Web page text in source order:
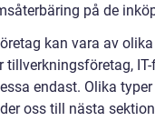
på de
kan vara av
tillverkningsföretag,
endast. Olika
oss till nästa